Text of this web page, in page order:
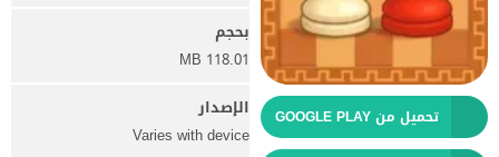
تحميل من GOOGLE PLAY
بحجم
118.01 MB
الإصدار
Varies with device